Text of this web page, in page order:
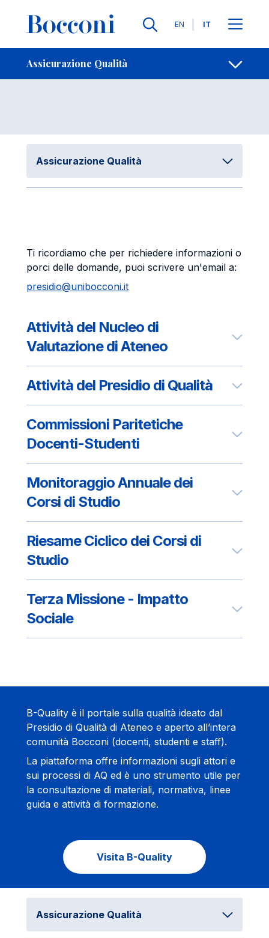
Lingue
EN IT
Assicurazione Qualità
Briciole di pane
FAQ
Assicurazione Qualità
Ti ricordiamo che per richiedere informazioni o
porci delle domande, puoi scrivere un'email a:
presidio@unibocconi.it
Attività del Nucleo di
Valutazione di Ateneo
Attività del Presidio di Qualità
Commissioni Paritetiche
Docenti-Studenti
Monitoraggio Annuale dei
Corsi di Studio
Riesame Ciclico dei Corsi di
Studio
Terza Missione - Impatto
Sociale
B-Quality è il portale sulla qualità ideato dal
Presidio di Qualità di Ateneo e aperto all’intera
comunità Bocconi (docenti, studenti e staff).
La piattaforma offre informazioni sugli attori e
sui processi di AQ ed è uno strumento utile per
la consultazione di materiali, normativa, linee
guida e attività di formazione.
Visita B-Quality
Assicurazione Qualità